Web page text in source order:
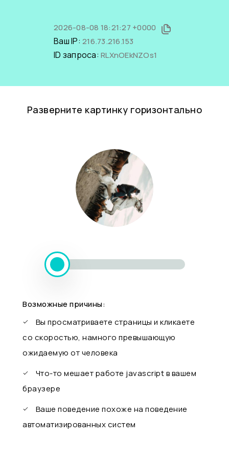
2026-08-08 18:21:27 +0000
Ваш IP: 216.73.216.153
ID запроса: RLXnOEkNZOs1
Разверните картинку горизонтально
Возможные причины:
Вы просматриваете страницы и кликаете
со скоростью, намного превышающую
ожидаемую от человека
Что-то мешает работе javascript в вашем
браузере
Ваше поведение похоже на поведение
автоматизированных систем